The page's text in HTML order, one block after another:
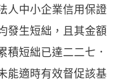
人中小企業信用保證
發生短絀，且其金額
積短絀已達二二七．
能適時有效督促該基